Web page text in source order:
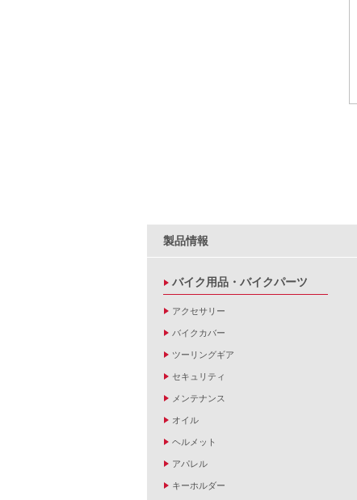
製品情報
バイク用品・バイクパーツ
アクセサリー
バイクカバー
ツーリングギア
セキュリティ
メンテナンス
オイル
ヘルメット
アパレル
キーホルダー